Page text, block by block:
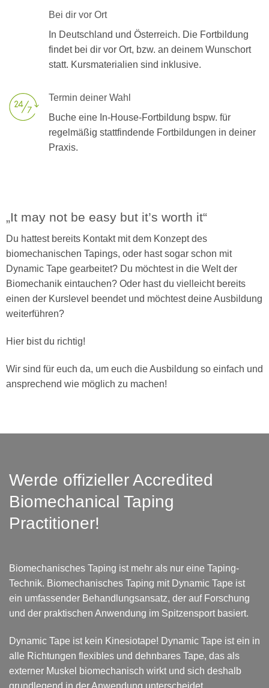
Bei dir vor Ort
In Deutschland und Österreich. Die Fortbildung
findet bei dir vor Ort, bzw. an deinem Wunschort
statt. Kursmaterialien sind inklusive.
Termin deiner Wahl
Buche eine In-House-Fortbildung bspw. für
regelmäßig stattfindende Fortbildungen in deiner
Praxis.
„It may not be easy but it’s worth it“
Du hattest bereits Kontakt mit dem Konzept des
biomechanischen Tapings, oder hast sogar schon mit
Dynamic Tape gearbeitet? Du möchtest in die Welt der
Biomechanik eintauchen? Oder hast du vielleicht bereits
einen der Kurslevel beendet und möchtest deine Ausbildung
weiterführen?
Hier bist du richtig!
Wir sind für euch da, um euch die Ausbildung so einfach und
ansprechend wie möglich zu machen!
Werde offizieller Accredited
Biomechanical Taping
Practitioner!
Biomechanisches Taping ist mehr als nur eine Taping-
Technik. Biomechanisches Taping mit Dynamic Tape ist
ein umfassender Behandlungsansatz, der auf Forschung
und der praktischen Anwendung im Spitzensport basiert.
Dynamic Tape ist kein Kinesiotape! Dynamic Tape ist ein in
alle Richtungen flexibles und dehnbares Tape, das als
externer Muskel biomechanisch wirkt und sich deshalb
grundlegend in der Anwendung unterscheidet.